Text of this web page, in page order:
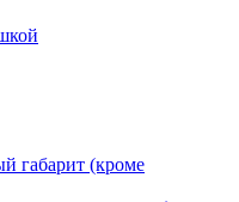
габарит (кроме